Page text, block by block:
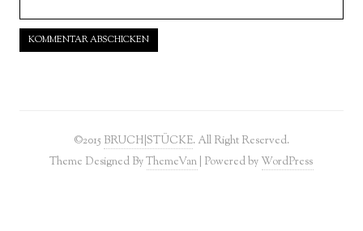
©2015 BRUCH|STÜCKE. All Right Reserved.
Theme Designed ByThemeVan | Powered by WordPress